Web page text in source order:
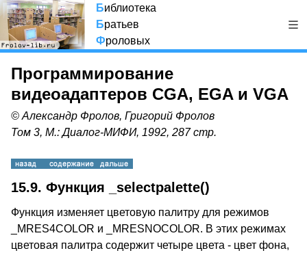
Библиотека
Братьев
Фроловых
Программирование
видеоадаптеров CGA, EGA и VGA
© Александр Фролов, Григорий Фролов
Том 3, М.: Диалог-МИФИ, 1992, 287 стр.
15.9. Функция _selectpalette()
Функция изменяет цветовую палитру для режимов
_MRES4COLOR и _MRESNOCOLOR. В этих режимах
цветовая палитра содержит четыре цвета - цвет фона,